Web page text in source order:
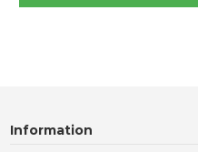
Information